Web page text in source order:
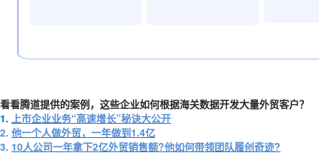
看看腾道提供的案例，这些企业如何根据海关数据开发大量外贸客户？
1. 上市企业业务“高速增长”秘诀大公开
2. 他一个人做外贸，一年做到1.4亿
3. 10人公司一年拿下2亿外贸销售额?他如何带领团队履创奇迹?